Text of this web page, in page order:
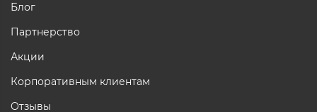
Блог
Партнерство
Акции
Корпоративным клиентам
Отзывы